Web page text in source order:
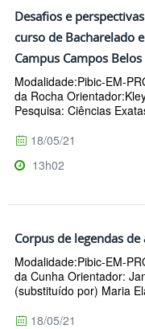
Desafios e
curso de Bacharelado
Campus Campos Belos
Modalidade:Pibic-EM-
da Rocha
Pesquisa: Ciências
18/05/21
13h02
Corpus de legendas
Modalidade:Pibic-EM-
da Cunha Orientador:
(substituído por) Maria
18/05/21